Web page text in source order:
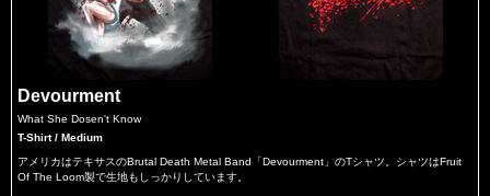
Devourment
What She Dosen't Know
T-Shirt / Medium
アメリカはテキサスのBrutal Death Metal Band「Devourment」のTシャツ。シャツはFruit
Of The Loom製で生地もしっかりしています。